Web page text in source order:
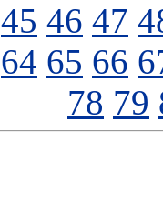
45 46 47
64 65 66
78 79